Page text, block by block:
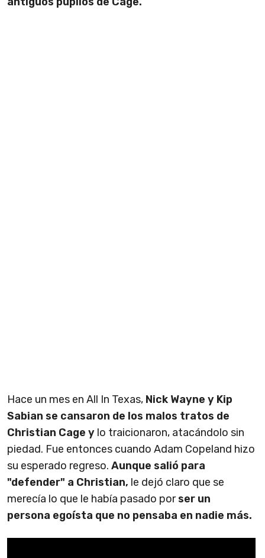
Hace un mes en All In Texas, Nick Wayne y Kip
Sabian se cansaron de los malos tratos de
Christian Cage y lo traicionaron, atacándolo sin
piedad. Fue entonces cuando Adam Copeland hizo
su esperado regreso. Aunque salió para
"defender" a Christian, le dejó claro que se
merecía lo que le había pasado porser un
persona egoísta que no pensaba en nadie más.